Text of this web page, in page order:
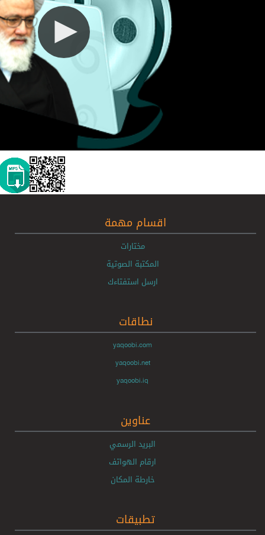
اقسام مهمة
مختارات
المكتبة الصوتية
ارسل استفتاءك
نطاقات
yaqoobi.com
yaqoobi.net
yaqoobi.iq
عناوين
البريد الرسمي
ارقام الهواتف
خارطة المكان
تطبيقات